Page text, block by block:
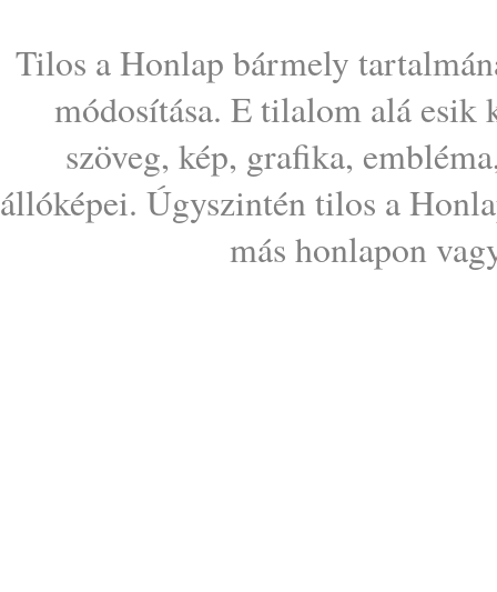
Tilos a Honlap bármely
módosítása. E tilalom alá esik
szöveg, kép, grafika,
állóképei. Úgyszintén tilos a
más honlapon